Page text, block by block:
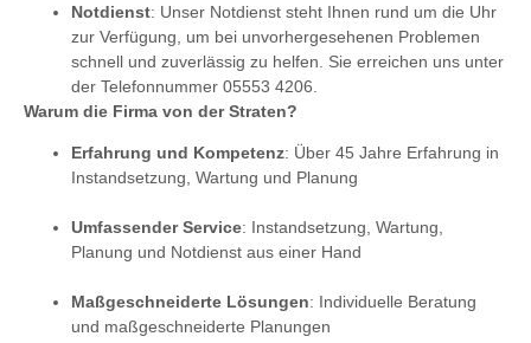
Notdienst: Unser Notdienst steht Ihnen rund um die Uhr
zur Verfügung, um bei unvorhergesehenen Problemen
schnell und zuverlässig zu helfen. Sie erreichen uns unter
der Telefonnummer 05553 4206.
Warum die Firma von der Straten?
Erfahrung und Kompetenz: Über 45 Jahre Erfahrung in
Instandsetzung, Wartung und Planung
Umfassender Service: Instandsetzung, Wartung,
Planung und Notdienst aus einer Hand
Maßgeschneiderte Lösungen: Individuelle Beratung
und maßgeschneiderte Planungen